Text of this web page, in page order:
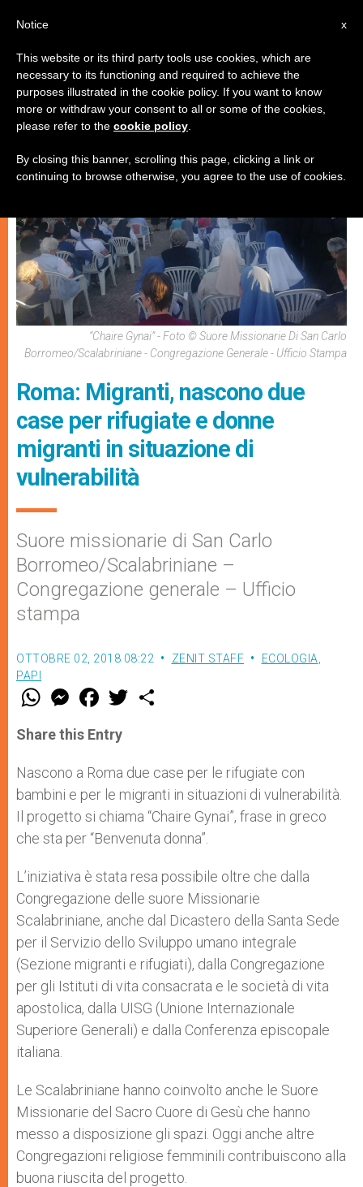
ECOLOGIA ,PAPI
“Chaire Gynai” - Foto © Suore Missionarie Di San Carlo
Borromeo/Scalabriniane - Congregazione Generale - Ufficio Stampa
Roma: Migranti, nascono due
case per rifugiate e donne
migranti in situazione di
vulnerabilità
Suore missionarie di San Carlo
Borromeo/Scalabriniane –
Congregazione generale – Ufficio
stampa
OTTOBRE 02, 2018 08:22 ZENIT STAFF ECOLOGIA
PAPI
W
t
s
p
p
M
e
s
e
g
e
r
F
a
e
b
o
k
w
r
Share this Entry
Nascono a Roma due case per le rifugiate con
bambini e per le migranti in situazioni di vulnerabilità.
Il progetto si chiama “Chaire Gynai”, frase in greco
che sta per “Benvenuta donna”.
L’iniziativa è stata resa possibile oltre che dalla
Congregazione delle suore Missionarie
Scalabriniane, anche dal Dicastero della Santa Sede
per il Servizio dello Sviluppo umano integrale
(Sezione migranti e rifugiati), dalla Congregazione
per gli Istituti di vita consacrata e le società di vita
apostolica, dalla UISG (Unione Internazionale
Superiore Generali) e dalla Conferenza episcopale
italiana.
Le Scalabriniane hanno coinvolto anche le Suore
Missionarie del Sacro Cuore di Gesù che hanno
messo a disposizione gli spazi. Oggi anche altre
Congregazioni religiose femminili contribuiscono alla
buona riuscita del progetto.
x
Notice
This website or its third party tools use cookies, which are
necessary to its functioning and required to achieve the
purposes illustrated in the cookie policy. If you want to know
more or withdraw your consent to all or some of the cookies,
please refer to the cookie policy
By closing this banner, scrolling this page, clicking a link or
continuing to browse otherwise, you agree to the use of cookies.